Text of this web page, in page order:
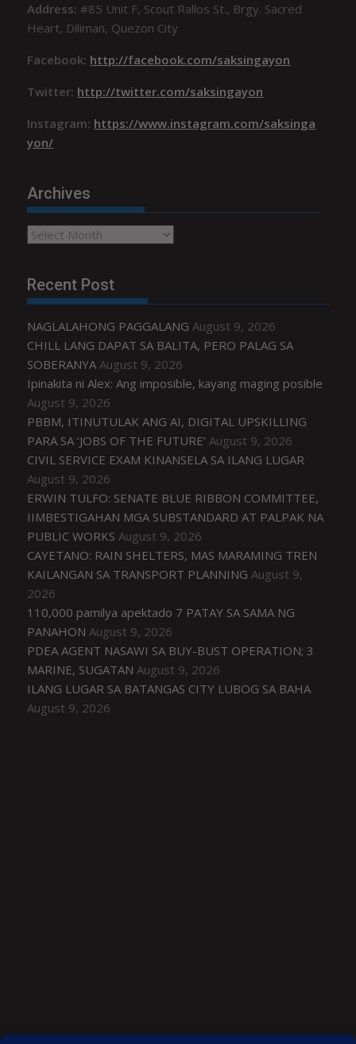
Address:#85 Unit F, Scout Rallos St., Brgy. Sacred
Heart, Diliman, Quezon City
Facebook: http://facebook.com/saksingayon
Twitter: http://twitter.com/saksingayon
Instagram: https://www.instagram.com/saksinga
yon/
Archives
Archives
Recent Post
NAGLALAHONG PAGGALANG August 9, 2026
CHILL LANG DAPAT SA BALITA, PERO PALAG SA
SOBERANYA August 9, 2026
Ipinakita ni Alex: Ang imposible, kayang maging posible
August 9, 2026
PBBM, ITINUTULAK ANG AI, DIGITAL UPSKILLING
PARA SA ‘JOBS OF THE FUTURE’ August 9, 2026
CIVIL SERVICE EXAM KINANSELA SA ILANG LUGAR
August 9, 2026
ERWIN TULFO: SENATE BLUE RIBBON COMMITTEE,
IIMBESTIGAHAN MGA SUBSTANDARD AT PALPAK NA
PUBLIC WORKS August 9, 2026
CAYETANO: RAIN SHELTERS, MAS MARAMING TREN
KAILANGAN SA TRANSPORT PLANNING August 9,
2026
110,000 pamilya apektado 7 PATAY SA SAMA NG
PANAHON August 9, 2026
PDEA AGENT NASAWI SA BUY-BUST OPERATION; 3
MARINE, SUGATAN August 9, 2026
ILANG LUGAR SA BATANGAS CITY LUBOG SA BAHA
August 9, 2026